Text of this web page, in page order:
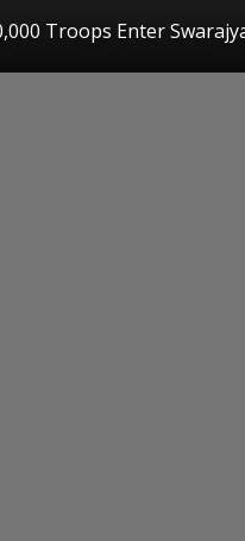
Troops Enter